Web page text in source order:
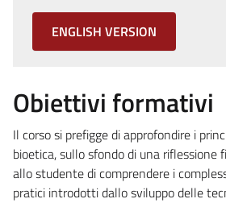
ENGLISH VERSION
Obiettivi formativi
Il corso si prefigge di approfondire i
bioetica, sullo sfondo di una riflessione
allo studente di comprendere i
pratici introdotti dallo sviluppo delle